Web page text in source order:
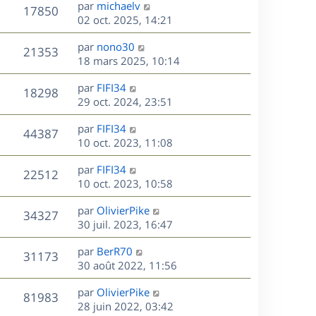
s
n
i
e
r
m
e
s
s
a
g
e
17850V
u
e
s
D
e
r
n
i
e
r
m
e
s
s
a
g
e
par michaelv
02 oct. 2025, 14:21
21353V
u
e
s
D
e
r
n
i
e
r
m
e
s
s
a
g
e
par nono30
18 mars 2025, 10:14
18298V
u
s
D
e
r
n
i
e
r
m
e
s
s
a
g
e
par FIFI34
29 oct. 2024, 23:51
44387V
u
e
s
D
e
r
n
i
e
r
m
e
s
s
a
g
e
par FIFI34
10 oct. 2023, 11:08
22512V
u
s
D
e
r
n
i
e
r
m
e
s
s
par FIFI34
10 oct. 2023, 10:58
34327V
u
e
s
D
e
r
n
i
e
r
m
par OlivierPike
30 juil. 2023, 16:47
31173V
u
e
D
e
r
n
i
par BerR70
30 août 2022, 11:56
81983V
D
e
par OlivierPike
28 juin 2022, 03:42